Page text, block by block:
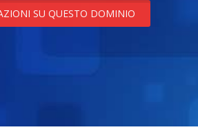
SU QUESTO DOMINIO